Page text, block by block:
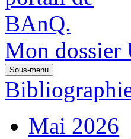
Mon dossier
Sous-menu
Mai 2026